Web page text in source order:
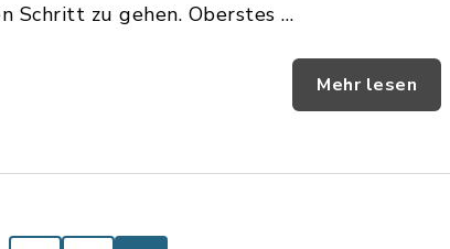
Schritt zu gehen. Oberstes …
Mehr lesen